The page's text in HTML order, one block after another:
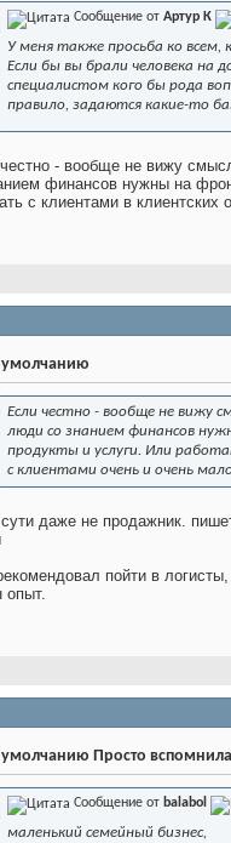
Сообщение от Артур К
У меня также просьба ко
Если бы вы брали человека на
специалистом кого бы рода
правило, задаются какие-то
- вообще не вижу
финансов нужны на
с клиентами в
Если честно - вообще не вижу
люди со знанием финансов
продукты и услуги. Или
с клиентами очень и очень
даже не продажник.
пойти в
опыт.
Просто
Сообщение от balabol
маленький семейный бизнес,